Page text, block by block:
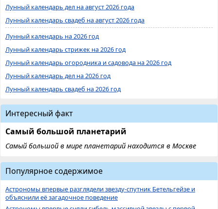
Лунный календарь дел на август 2026 года
Лунный календарь свадеб на август 2026 года
Лунный календарь на 2026 год
Лунный календарь стрижек на 2026 год
Лунный календарь огородника и садовода на 2026 год
Лунный календарь дел на 2026 год
Лунный календарь свадеб на 2026 год
Интересный факт
Самый большой планетарий
Самый большой в мире планетарий находится в Москве
Популярное содержимое
Астрономы впервые разглядели звезду-спутник Бетельгейзе и
объяснили её загадочное поведение